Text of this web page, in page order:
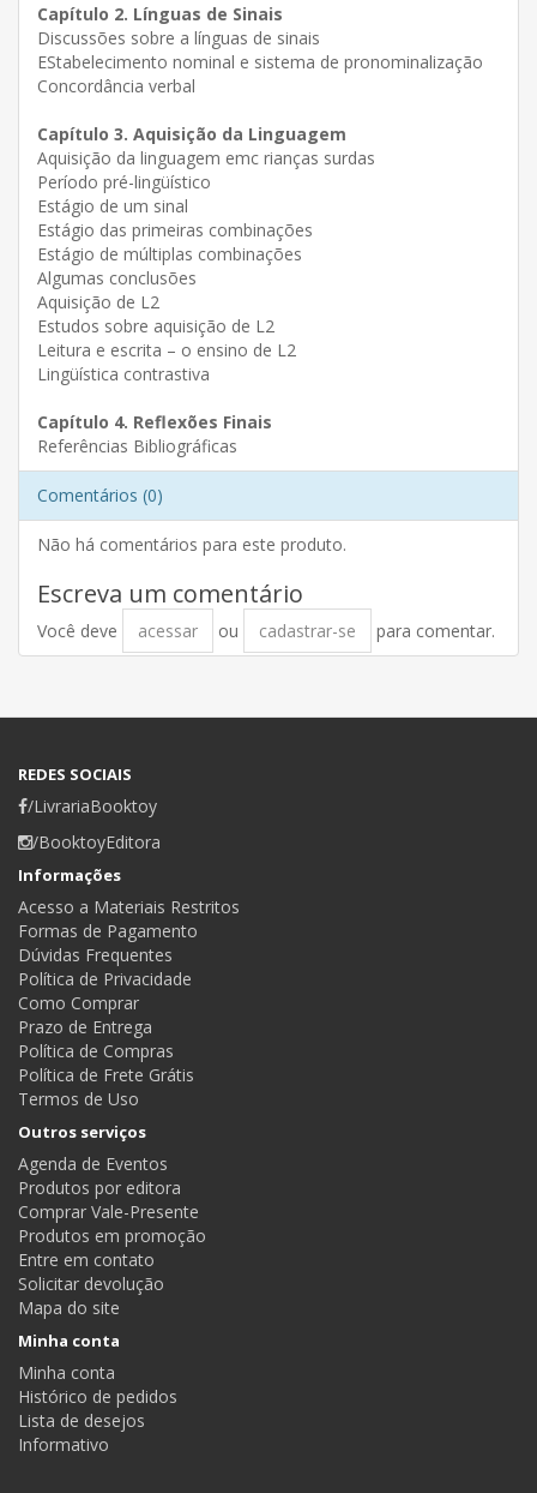
Capítulo 2. Línguas de Sinais
Discussões sobre a línguas de sinais
EStabelecimento nominal e sistema de pronominalização
Concordância verbal
Capítulo 3. Aquisição da Linguagem
Aquisição da linguagem emc rianças surdas
Período pré-lingüístico
Estágio de um sinal
Estágio das primeiras combinações
Estágio de múltiplas combinações
Algumas conclusões
Aquisição de L2
Estudos sobre aquisição de L2
Leitura e escrita – o ensino de L2
Lingüística contrastiva
Capítulo 4. Reflexões Finais
Referências Bibliográficas
Comentários (0)
Não há comentários para este produto.
Escreva um comentário
Você deve acessar ou cadastrar-se para comentar.
REDES SOCIAIS
/LivrariaBooktoy
/BooktoyEditora
Informações
Acesso a Materiais Restritos
Formas de Pagamento
Dúvidas Frequentes
Política de Privacidade
Como Comprar
Prazo de Entrega
Política de Compras
Política de Frete Grátis
Termos de Uso
Outros serviços
Agenda de Eventos
Produtos por editora
Comprar Vale-Presente
Produtos em promoção
Entre em contato
Solicitar devolução
Mapa do site
Minha conta
Minha conta
Histórico de pedidos
Lista de desejos
Informativo